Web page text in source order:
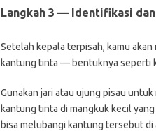
Langkah 3 — Identifikasi
Setelah kepala terpisah, kamu
kantung tinta — bentuknya seperti
Gunakan jari atau ujung pisau
kantung tinta di mangkuk kecil
bisa melubangi kantung tersebut di